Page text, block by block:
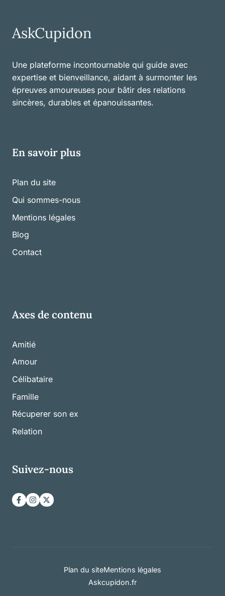
AskCupidon
Une plateforme incontournable qui guide avec
expertise et bienveillance, aidant à surmonter les
épreuves amoureuses pour bâtir des relations
sincères, durables et épanouissantes.
En savoir plus
Plan du site
Qui sommes-nous
Mentions légales
Blog
Contact
Axes de contenu
Amitié
Amour
Célibataire
Famille
Récuperer son ex
Relation
Suivez-nous
Askcupidon.fr
Plan du siteMentions légales